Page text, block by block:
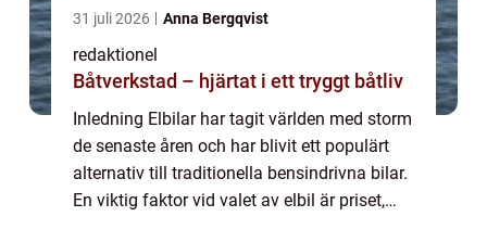
31 juli 2026 Anna Bergqvist
redaktionel
Båtverkstad – hjärtat i ett tryggt båtliv
Inledning Elbilar har tagit världen med storm
de senaste åren och har blivit ett populärt
alternativ till traditionella bensindrivna bilar.
En viktig faktor vid valet av elbil är priset,